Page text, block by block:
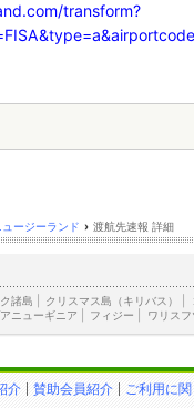
transform?
ュージーランド › 渡航先速報 詳細
諸島 クリスマス島（キリバス）
ニューギニア フィジー ワリス
介 賛助会員紹介 ご利用に